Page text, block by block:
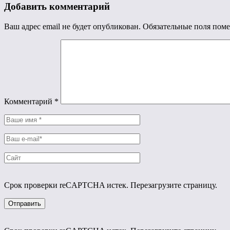
Добавить комментарий
Ваш адрес email не будет опубликован. Обязательные поля
Комментарий *
Срок проверки reCAPTCHA истек. Перезагрузите страницу.